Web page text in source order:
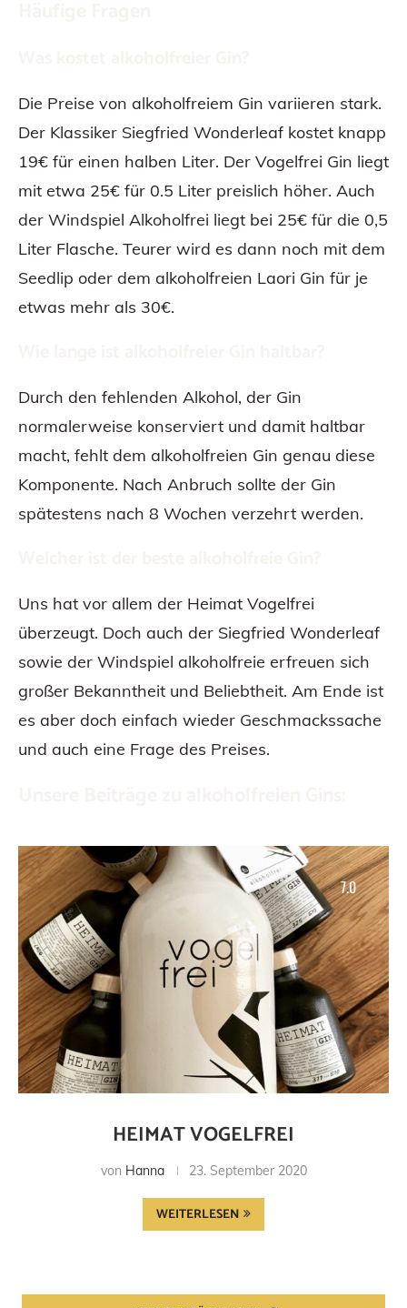
Die Preise von alkoholfreiem Gin variieren stark.
Der Klassiker Siegfried Wonderleaf kostet knapp
19€ für einen halben Liter. Der Vogelfrei Gin liegt
mit etwa 25€ für 0.5 Liter preislich höher. Auch
der Windspiel Alkoholfrei liegt bei 25€ für die 0,5
Liter Flasche. Teurer wird es dann noch mit dem
Seedlip oder dem alkoholfreien Laori Gin für je
etwas mehr als 30€.
Durch den fehlenden Alkohol, der Gin
normalerweise konserviert und damit haltbar
macht, fehlt dem alkoholfreien Gin genau diese
Komponente. Nach Anbruch sollte der Gin
spätestens nach 8 Wochen verzehrt werden.
Uns hat vor allem der Heimat Vogelfrei
überzeugt. Doch auch der Siegfried Wonderleaf
sowie der Windspiel alkoholfreie erfreuen sich
großer Bekanntheit und Beliebtheit. Am Ende ist
es aber doch einfach wieder Geschmackssache
und auch eine Frage des Preises.
7.0
HEIMAT VOGELFREI
von Hanna 23. September 2020
WEITERLESEN